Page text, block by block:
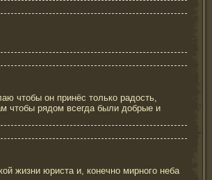
чтобы он принёс только радость,
чтобы рядом всегда были добрые и
жизни юриста и, конечно мирного неба